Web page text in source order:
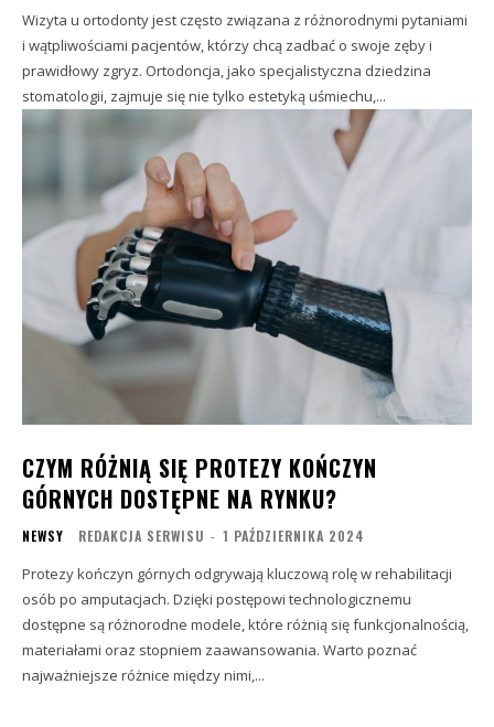
Wizyta u ortodonty jest często związana z różnorodnymi pytaniami
i wątpliwościami pacjentów, którzy chcą zadbać o swoje zęby i
prawidłowy zgryz. Ortodoncja, jako specjalistyczna dziedzina
stomatologii, zajmuje się nie tylko estetyką uśmiechu,...
CZYM RÓŻNIĄ SIĘ PROTEZY KOŃCZYN
GÓRNYCH DOSTĘPNE NA RYNKU?
NEWSY REDAKCJA SERWISU - 1 PAŹDZIERNIKA 2024
Protezy kończyn górnych odgrywają kluczową rolę w rehabilitacji
osób po amputacjach. Dzięki postępowi technologicznemu
dostępne są różnorodne modele, które różnią się funkcjonalnością,
materiałami oraz stopniem zaawansowania. Warto poznać
najważniejsze różnice między nimi,...